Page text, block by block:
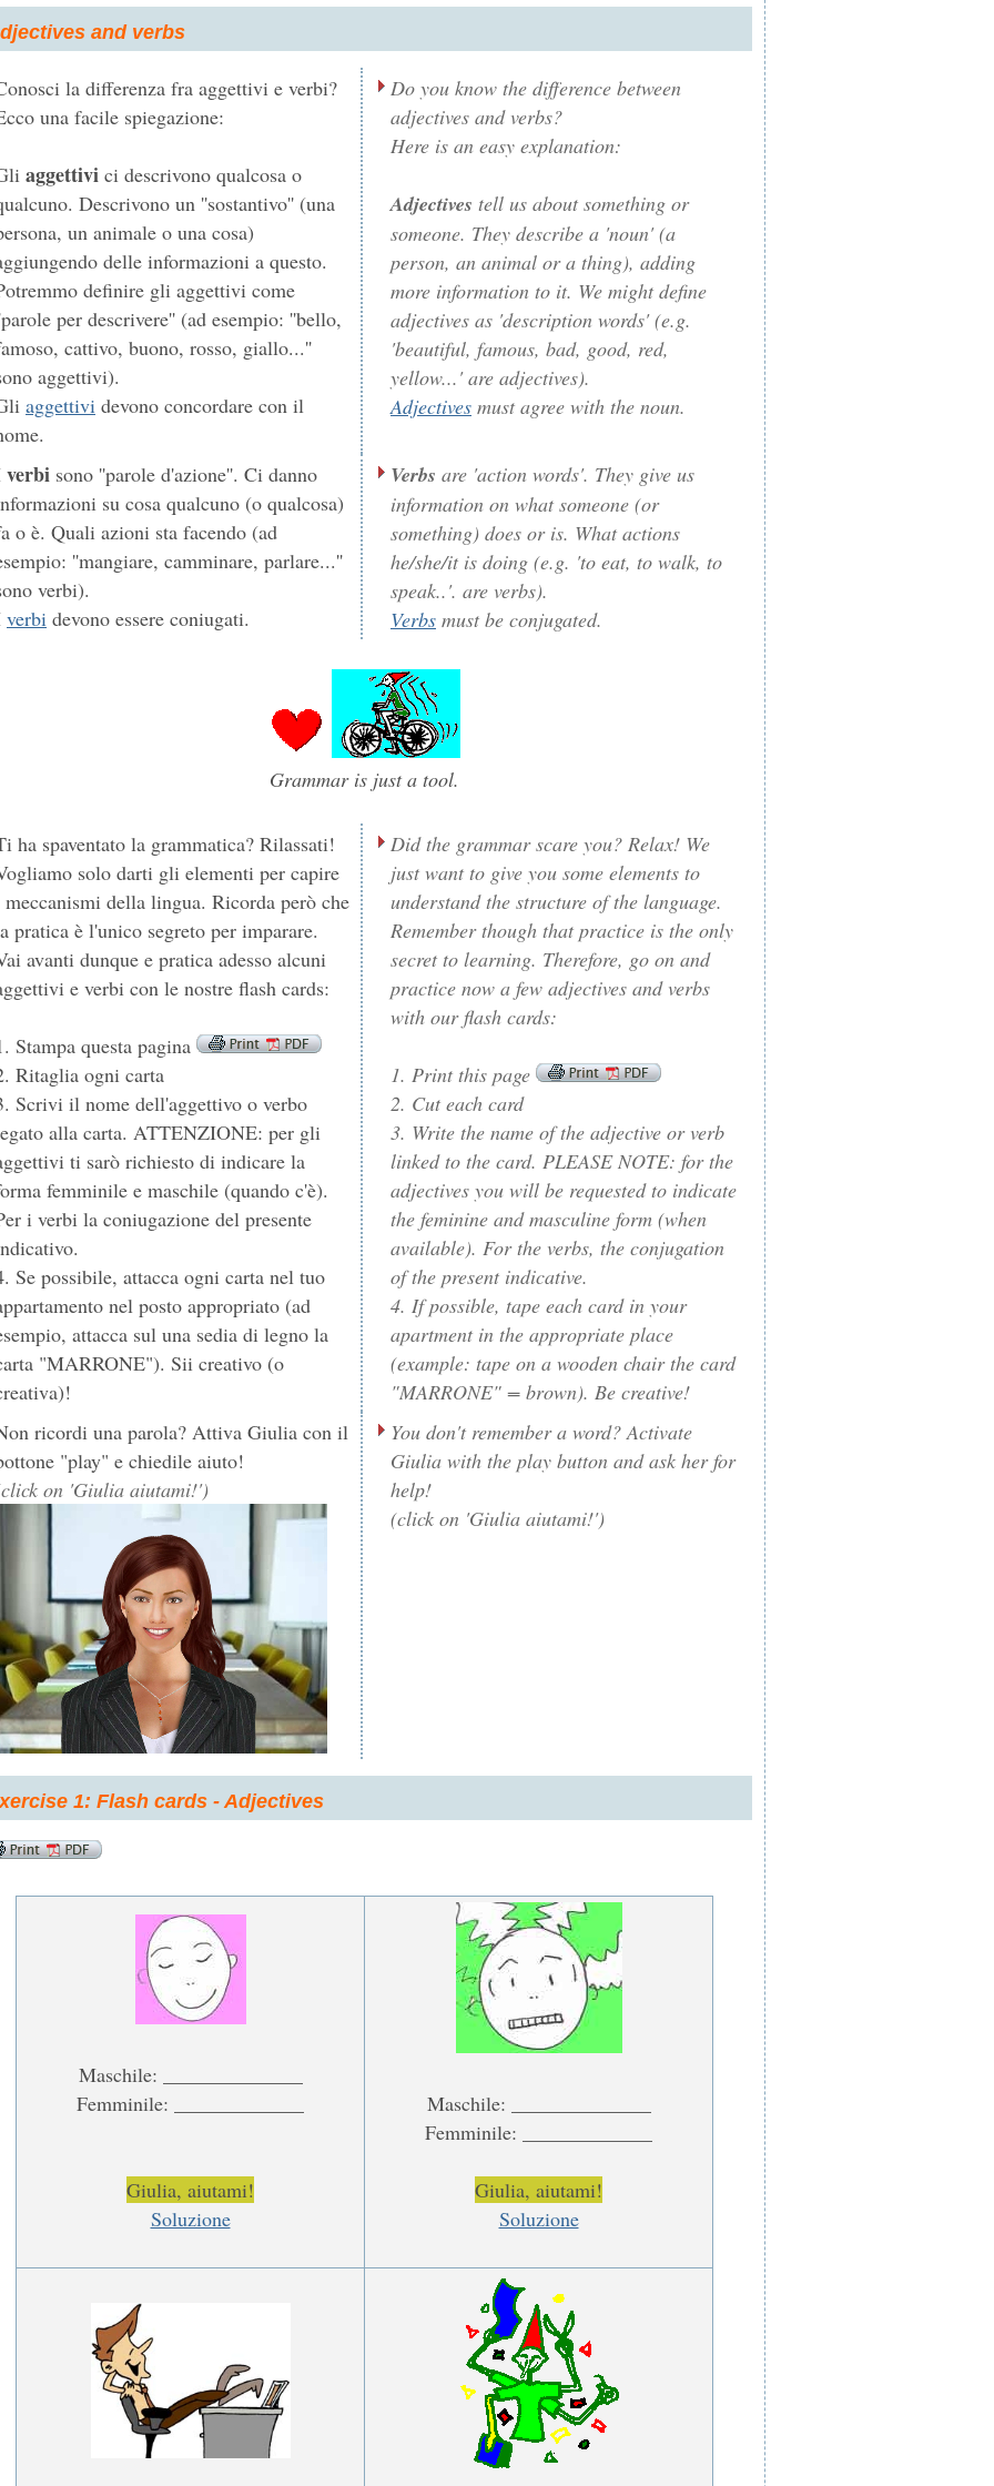
and verbs
la differenza fra aggettivi e verbi?
una facile spiegazione:
aggettivi ci descrivono qualcosa o
Descrivono un ''sostantivo'' (una
un animale o una cosa)
delle informazioni a questo.
definire gli aggettivi come
per descrivere'' (ad esempio: ''bello,
cattivo, buono, rosso, giallo...''
aggettivi).
aggettivi devono concordare con il
Do you know the difference between
adjectives and verbs?
Here is an easy explanation:
Adjectives tell us about something or
someone. They describe a 'noun' (a
person, an animal or a thing), adding
more information to it. We might define
adjectives as 'description words' (e.g.
'beautiful, famous, bad, good, red,
yellow...' are adjectives).
Adjectives must agree with the noun.
verbi sono ''parole d'azione''. Ci danno
su cosa qualcuno (o qualcosa)
o è. Quali azioni sta facendo (ad
''mangiare, camminare, parlare...''
verbi).
verbi devono essere coniugati.
Verbs are 'action words'. They give us
information on what someone (or
something) does or is. What actions
he/she/it is doing (e.g. 'to eat, to walk, to
speak..'. are verbs).
Verbs must be conjugated.
Grammar is just a tool.
ha spaventato la grammatica? Rilassati!
solo darti gli elementi per capire
della lingua. Ricorda però che
pratica è l'unico segreto per imparare.
avanti dunque e pratica adesso alcuni
e verbi con le nostre flash cards:
Stampa questa pagina
Ritaglia ogni carta
Scrivi il nome dell'aggettivo o verbo
alla carta. ATTENZIONE: per gli
ti sarò richiesto di indicare la
femminile e maschile (quando c'è).
i verbi la coniugazione del presente
Se possibile, attacca ogni carta nel tuo
nel posto appropriato (ad
attacca sul una sedia di legno la
"MARRONE"). Sii creativo (o
Did the grammar scare you? Relax! We
just want to give you some elements to
understand the structure of the language.
Remember though that practice is the only
secret to learning. Therefore, go on and
practice now a few adjectives and verbs
with our flash cards:
1. Print this page
2. Cut each card
3. Write the name of the adjective or verb
linked to the card. PLEASE NOTE: for the
adjectives you will be requested to indicate
the feminine and masculine form (when
available). For the verbs, the conjugation
of the present indicative.
4. If possible, tape each card in your
apartment in the appropriate place
(example: tape on a wooden chair the card
"MARRONE" = brown). Be creative!
ricordi una parola? Attiva Giulia con il
"play" e chiedile aiuto!
on 'Giulia aiutami!')
You don't remember a word? Activate
Giulia with the play button and ask her for
help!
(click on 'Giulia aiutami!')
1: Flash cards - Adjectives
Maschile: ______________
Femminile: _____________
Giulia, aiutami!
Soluzione
Maschile: ______________
Femminile: _____________
Giulia, aiutami!
Soluzione